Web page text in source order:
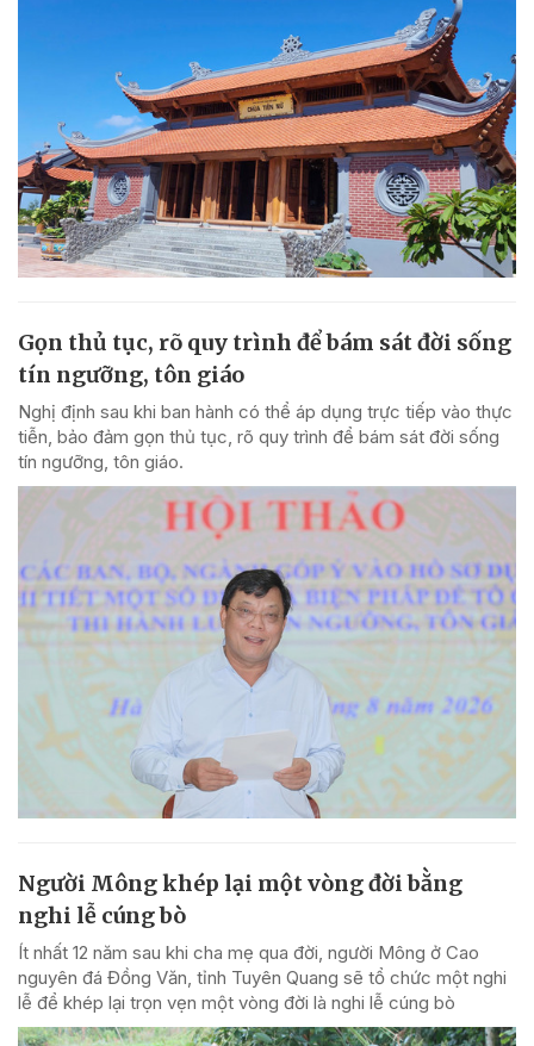
Gọn thủ tục, rõ quy trình để bám sát đời sống
tín ngưỡng, tôn giáo
Nghị định sau khi ban hành có thể áp dụng trực tiếp vào thực
tiễn, bảo đảm gọn thủ tục, rõ quy trình để bám sát đời sống
tín ngưỡng, tôn giáo.
Người Mông khép lại một vòng đời bằng
nghi lễ cúng bò
Ít nhất 12 năm sau khi cha mẹ qua đời, người Mông ở Cao
nguyên đá Đồng Văn, tỉnh Tuyên Quang sẽ tổ chức một nghi
lễ để khép lại trọn vẹn một vòng đời là nghi lễ cúng bò